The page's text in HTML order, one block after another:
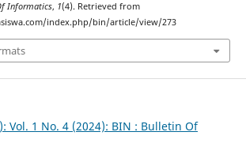
Informatics, 1(4). Retrieved from
index.php/bin/article/view/273
Vol. 1 No. 4 (2024): BIN : Bulletin Of